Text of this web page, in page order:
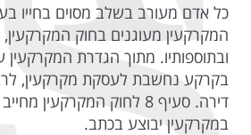
כל אדם מעורב בשלב מסוים בחייו
ובתוספותיו. מתוך הגדרת
בקרקע נחשבת לעסקת מקרקעין,
דירה. סעיף 8 לחוק המקרקעין
במקרקעין יבוצע בכתב.